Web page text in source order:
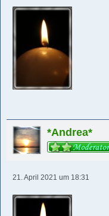
*Andrea*
21. April 2021 um 18:31